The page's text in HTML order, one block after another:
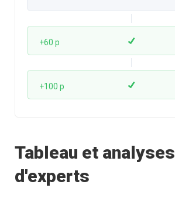
+60 p
+100 p
Tableau et analyses
d'experts